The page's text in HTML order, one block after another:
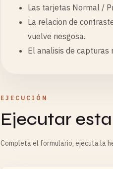
Las tarjetas Normal /
La relacion de
vuelve riesgosa.
El analisis de capturas
EJECUCIÓN
Ejecutar
Completa el formulario, ejecuta la